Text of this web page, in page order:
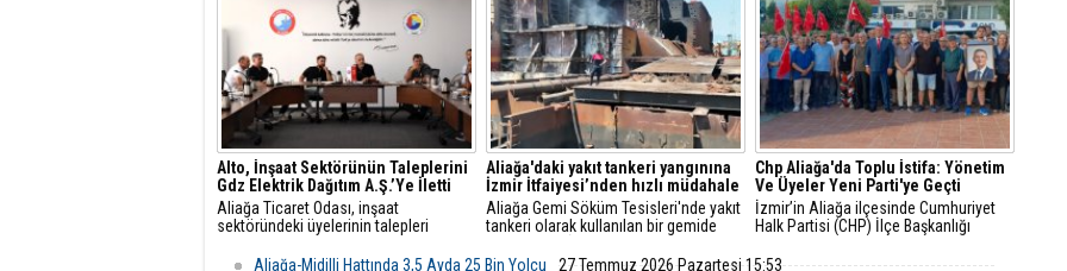
Alto, İnşaat Sektörünün Taleplerini
Gdz Elektrik Dağıtım A.Ş.’Ye İletti
Aliağa Ticaret Odası, inşaat
sektöründeki üyelerinin talepleri
yetkilileriyle toplantı düzenledi.
Aliağa'daki yakıt tankeri yangınına
İzmir İtfaiyesi’nden hızlı müdahale
Aliağa Gemi Söküm Tesisleri'nde yakıt
tankeri olarak kullanılan bir gemide
Belediyesi İtfaiye Dairesi Başkanlığı
Chp Aliağa'da Toplu İstifa: Yönetim
Ve Üyeler Yeni Parti'ye Geçti
İzmir’in Aliağa ilçesinde Cumhuriyet
Halk Partisi (CHP) İlçe Başkanlığı
üyesi, düzenlenen basın toplantısıyla
Aliağa-Midilli Hattında 3,5 Ayda 25 Bin Yolcu 27 Temmuz 2026 Pazartesi 15:53